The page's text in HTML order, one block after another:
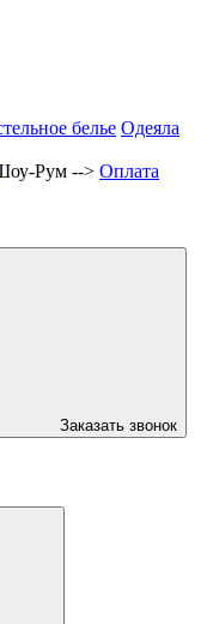
белье Одеяла
Рум --> Оплата
Заказать звонок